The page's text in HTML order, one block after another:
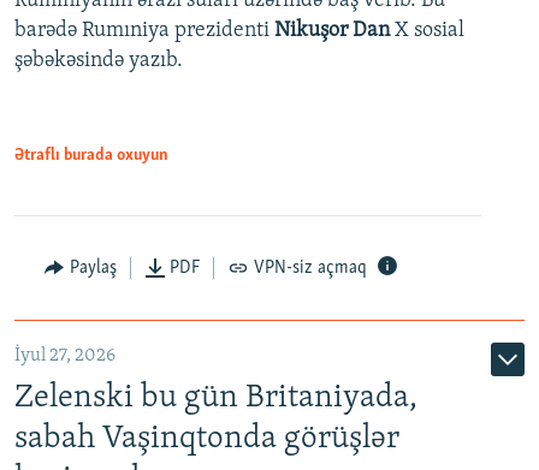
barədə Rumıniya prezidenti Nikuşor DanX sosial
şəbəkəsində yazıb.
Ətraflı burada oxuyun
Paylaş PDF VPN-siz açmaq
İyul 27, 2026
Zelenski bu gün Britaniyada,
sabah Vaşinqtonda görüşlər